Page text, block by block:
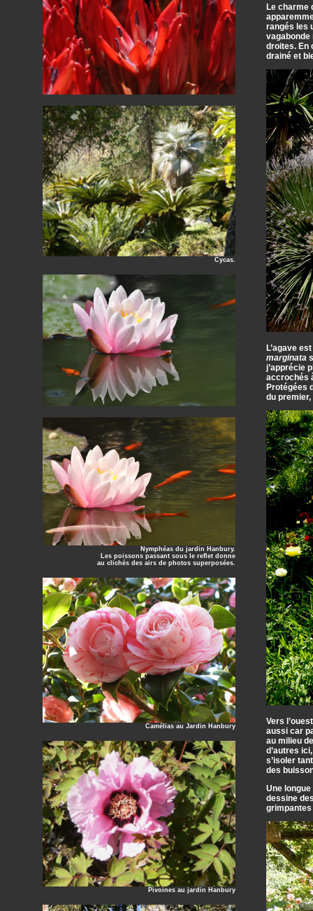
Cycas.
Nymphéas du jardin Hanbury.
Les poissons passant sous le reflet donne
au clichés des airs de photos superposées.
Camélias au Jardin Hanbury
Pivoines au jardin Hanbury
Le charme
rangés les
vagabonde
droites. En
drainé et
L’agave
marginata
j’apprécie
accrochés
Protégées
du
Vers
aussi car
au milieu
d’autres
s’isoler
des
Une
dessine
grimpantes